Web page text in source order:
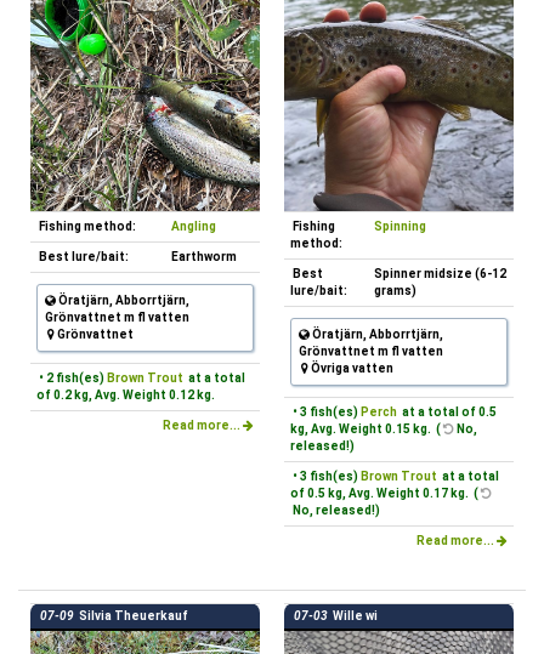
Fishing method: Angling
Best lure/bait: Earthworm
Öratjärn, Abborrtjärn,
Grönvattnet m fl vatten
Grönvattnet
• 2 fish(es) Brown Trout at a total
of 0.2 kg, Avg. Weight 0.12 kg.
Read more...
Fishing
method:
Spinning
Best
lure/bait:
Spinner midsize (6-12
grams)
Öratjärn, Abborrtjärn,
Grönvattnet m fl vatten
Övriga vatten
• 3 fish(es) Perch at a total of 0.5
kg, Avg. Weight 0.15 kg. (
No,
released!)
• 3 fish(es) Brown Trout at a total
of 0.5 kg, Avg. Weight 0.17 kg. (
No, released!)
Read more...
07-09 Silvia Theuerkauf 07-03 Wille wi